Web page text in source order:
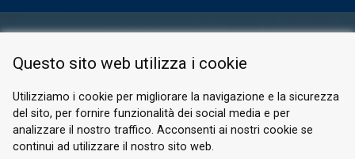
PRIVACY POLICY
© 2026 Valle di Susa
Tesori di Arte e Cultura Alpina
Questo sito web utilizza i cookie
Utilizziamo i cookie per migliorare la navigazione e la sicurezza
del sito, per fornire funzionalità dei social media e per
analizzare il nostro traffico. Acconsenti ai nostri cookie se
continui ad utilizzare il nostro sito web.